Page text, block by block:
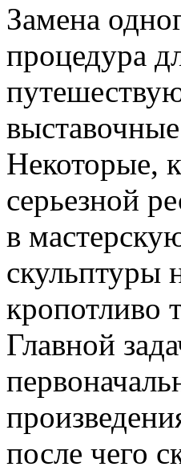
Замена
процедура
Некоторые,
серьезной
в
скульптуры
кропотливо
Главной
после чего